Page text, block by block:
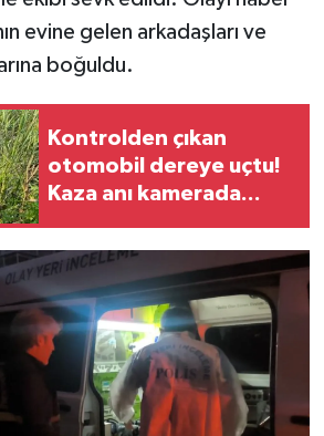
evine gelen arkadaşları ve
boğuldu.
Kontrolden çıkan
otomobil dereye uçtu!
Kaza anı kamerada...